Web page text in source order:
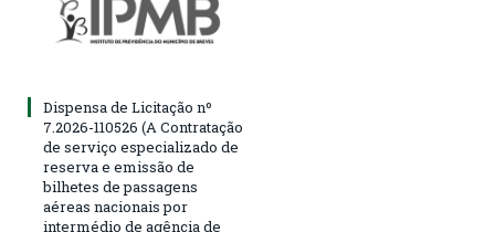
Dispensa de Licitação nº
7.2026-110526 (A Contratação
de serviço especializado de
reserva e emissão de
bilhetes de passagens
aéreas nacionais por
intermédio de agência de